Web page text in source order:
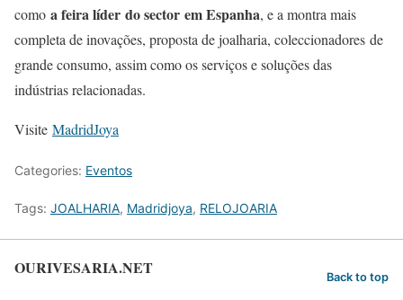
como a feira líder do sector em Espanha, e a montra mais
completa de inovações, proposta de joalharia, coleccionadores de
grande consumo, assim como os serviços e soluções das
indústrias relacionadas.
Visite MadridJoya
Categories: Eventos
Tags: JOALHARIA, Madridjoya, RELOJOARIA
OURIVESARIA.NET Back to top